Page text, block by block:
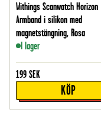
Withings Scanwatch Horizon
Armband i silikon med
magnetstängning, Rosa
I lager
199 SEK
KÖP